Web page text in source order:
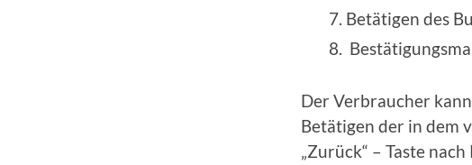
Betätigen des
Der Verbraucher
Betätigen der in dem
„Zurück“ – Taste